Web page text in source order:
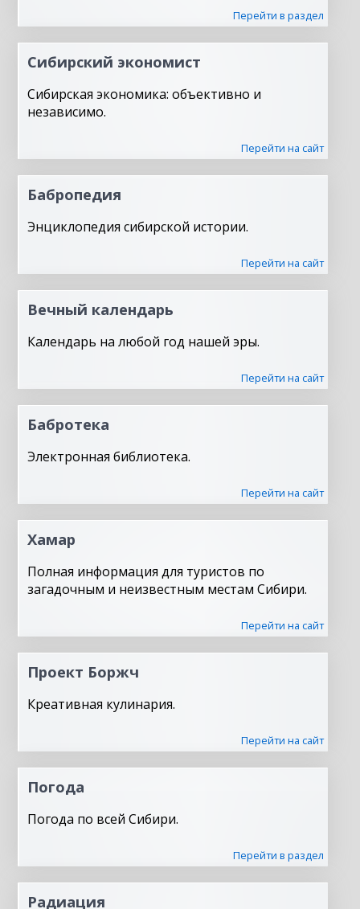
Перейти в раздел
Сибирский экономист
Сибирская экономика: объективно и
независимо.
Перейти на сайт
Бабропедия
Энциклопедия сибирской истории.
Перейти на сайт
Вечный календарь
Календарь на любой год нашей эры.
Перейти на сайт
Бабротека
Электронная библиотека.
Перейти на сайт
Хамар
Полная информация для туристов по
загадочным и неизвестным местам Сибири.
Перейти на сайт
Проект Боржч
Креативная кулинария.
Перейти на сайт
Погода
Погода по всей Сибири.
Перейти в раздел
Радиация